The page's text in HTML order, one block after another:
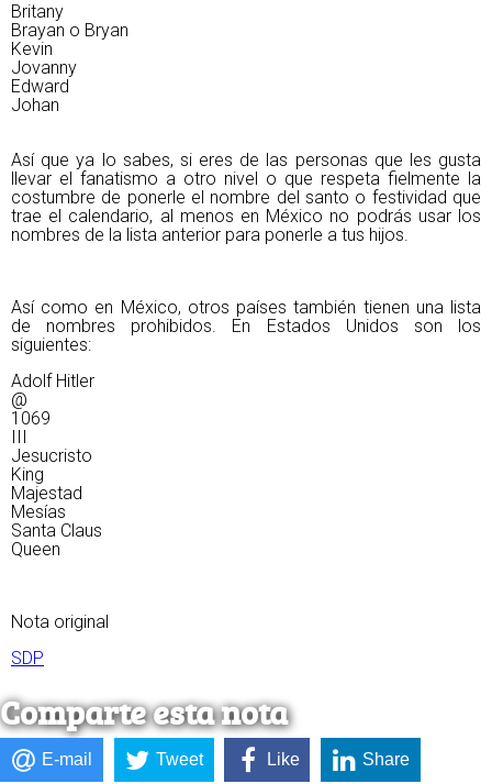
Britany
Brayan o Bryan
Kevin
Jovanny
Edward
Johan
Así que ya lo sabes, si eres de las personas que les gusta
llevar el fanatismo a otro nivel o que respeta fielmente la
costumbre de ponerle el nombre del santo o festividad que
trae el calendario, al menos en México no podrás usar los
nombres de la lista anterior para ponerle a tus hijos.
Así como en México, otros países también tienen una lista
de nombres prohibidos. En Estados Unidos son los
siguientes:
Adolf Hitler
@
1069
III
Jesucristo
King
Majestad
Mesías
Santa Claus
Queen
Nota original
SDP
Comparte esta nota
E-mail Tweet Like Share